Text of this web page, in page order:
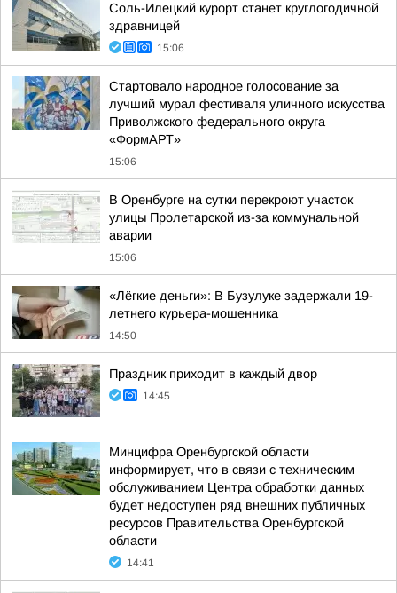
Соль-Илецкий курорт станет круглогодичной
здравницей
15:06
Стартовало народное голосование за
лучший мурал фестиваля уличного искусства
Приволжского федерального округа
«ФормАРТ»
15:06
В Оренбурге на сутки перекроют участок
улицы Пролетарской из-за коммунальной
аварии
15:06
«Лёгкие деньги»: В Бузулуке задержали 19-
летнего курьера-мошенника
14:50
Праздник приходит в каждый двор
14:45
Минцифра Оренбургской области
информирует, что в связи с техническим
обслуживанием Центра обработки данных
будет недоступен ряд внешних публичных
ресурсов Правительства Оренбургской
области
14:41